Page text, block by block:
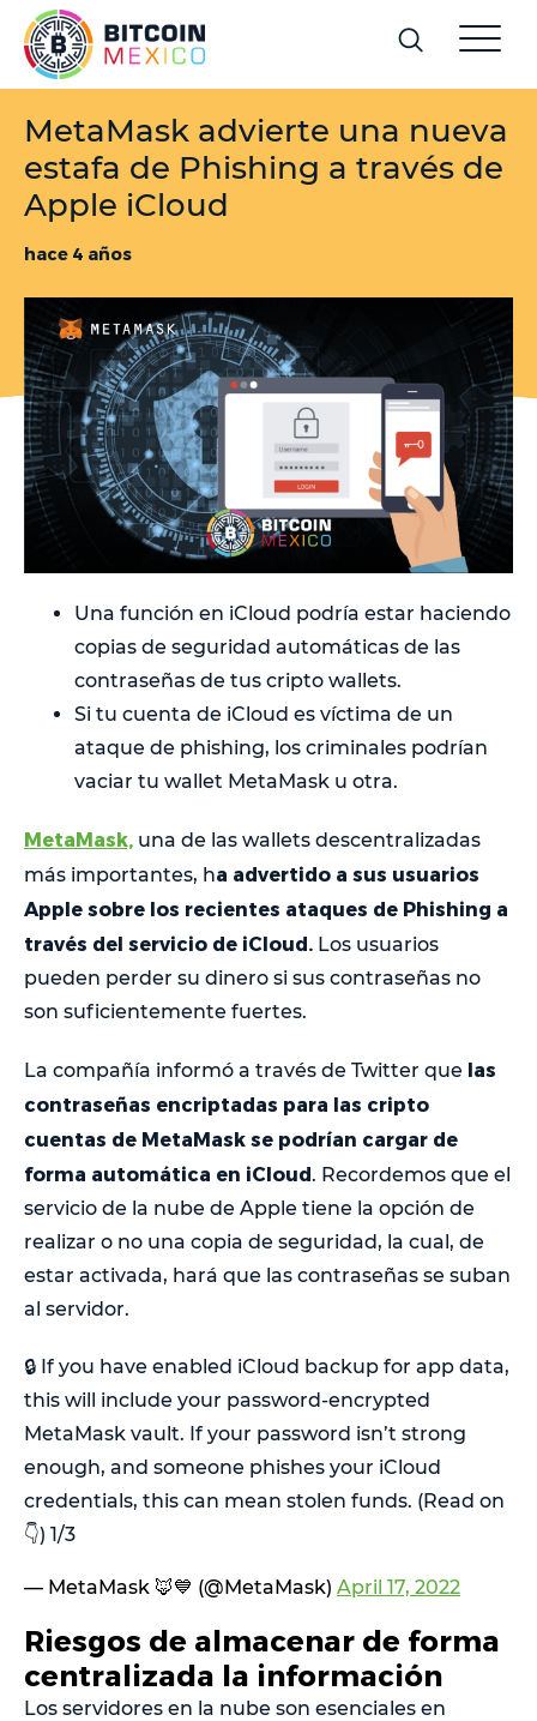
MetaMask advierte una nueva
estafa de Phishing a través de
Apple iCloud
hace 4 años
Una función en iCloud podría estar haciendo
copias de seguridad automáticas de las
contraseñas de tus cripto wallets.
Si tu cuenta de iCloud es víctima de un
ataque de phishing, los criminales podrían
vaciar tu wallet MetaMask u otra.
MetaMask, una de las wallets descentralizadas
más importantes, ha advertido a sus usuarios
Apple sobre los recientes ataques de Phishing a
través del servicio de iCloud. Los usuarios
pueden perder su dinero si sus contraseñas no
son suficientemente fuertes.
La compañía informó a través de Twitter que las
contraseñas encriptadas para las cripto
cuentas de MetaMask se podrían cargar de
forma automática en iCloud. Recordemos que el
servicio de la nube de Apple tiene la opción de
realizar o no una copia de seguridad, la cual, de
estar activada, hará que las contraseñas se suban
al servidor.
🔒 If you have enabled iCloud backup for app data,
this will include your password-encrypted
MetaMask vault. If your password isn’t strong
enough, and someone phishes your iCloud
credentials, this can mean stolen funds. (Read on
👇) 1/3
— MetaMask 🦊💙 (@MetaMask) April 17, 2022
Riesgos de almacenar de forma
centralizada la información
Los servidores en la nube son esenciales en